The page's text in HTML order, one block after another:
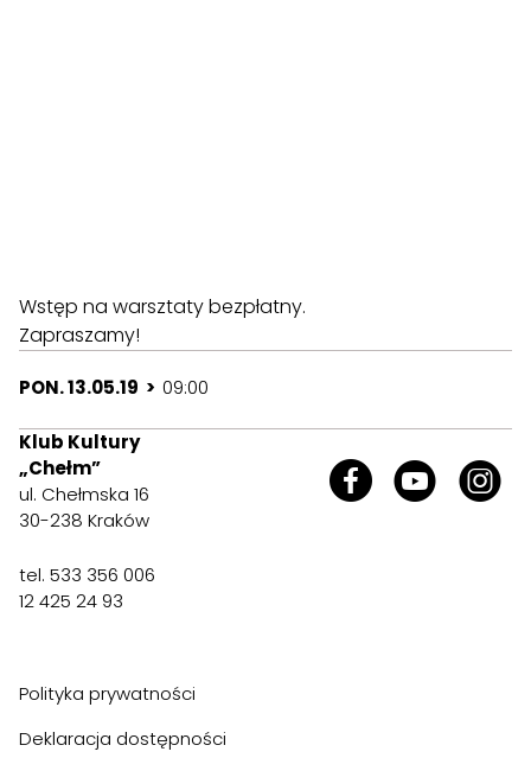
Wstęp na warsztaty bezpłatny.
Zapraszamy!
PON. 13.05.19 > 09:00
Klub Kultury
„Chełm”
ul. Chełmska 16
30-238 Kraków
tel. 533 356 006
12 425 24 93
Polityka prywatności
Deklaracja dostępności